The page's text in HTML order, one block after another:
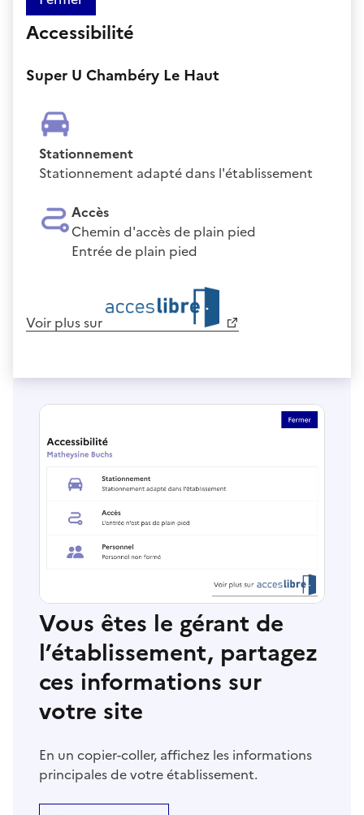
Accessibilité
Super U Chambéry Le Haut
Stationnement
Stationnement adapté dans l'établissement
Accès
Chemin d'accès de plain pied
Entrée de plain pied
Voir plus sur
Vous êtes le gérant de
l’établissement, partagez
ces informations sur
votre site
En un copier-coller, affichez les informations
principales de votre établissement.